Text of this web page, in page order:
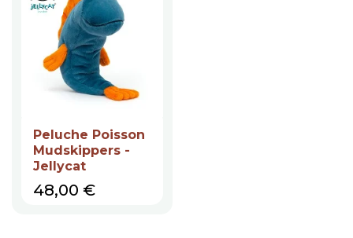
Peluche Poisson
Mudskippers -
Jellycat
Prix
48,00 €